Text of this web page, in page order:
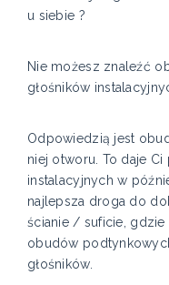
u siebie ?
Nie możesz znaleźć
głośników
Odpowiedzią jest
niej otworu. To daje Ci
instalacyjnych w
najlepsza droga do
ścianie / suficie,
obudów
głośników.